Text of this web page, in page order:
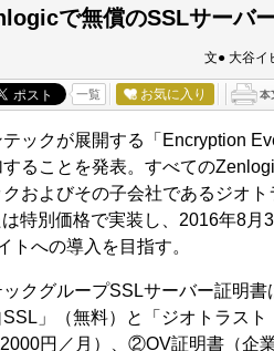
で無償のSSLサーバ
文● 大谷イ
一覧 お気に入り
ックが展開する「Encryption
ることを発表。すべての
およびその子会社であるジオト
特別価格で実装し、2016年8月
トへの導入を目指す。
クグループSSLサーバー証明
SSL」（無料）と「ジオトラス
円／月）、②OV証明書（企